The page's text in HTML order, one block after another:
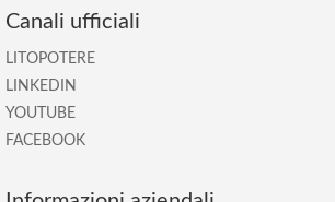
Canali ufficiali
LITOPOTERE
LINKEDIN
YOUTUBE
FACEBOOK